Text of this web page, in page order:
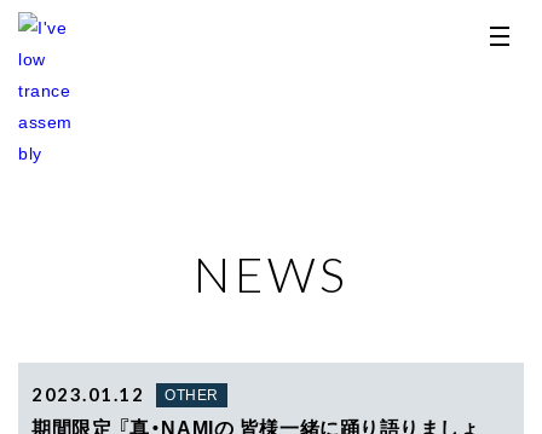
TOP
NEWS
2023.01.12 OTHER
期間限定 『真・NAMIの 皆様一緒に踊り語りましょ